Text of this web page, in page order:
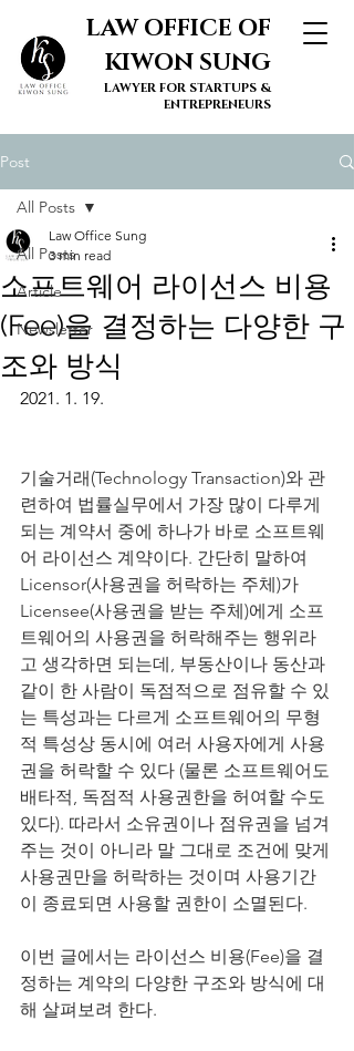
LAW OFFICE OF
KIWON SUNG
LAWYER FOR STARTUPS &
ENTREPRENEURS
Post
All Posts
Article
Newsletter
All Posts
소프트웨어 라이선스 비용
(Fee)을 결정하는 다양한 구
조와 방식
Law Office Sung
3 min read
2021. 1. 19.
기술거래(Technology Transaction)와 관
련하여 법률실무에서 가장 많이 다루게
되는 계약서 중에 하나가 바로 소프트웨
어 라이선스 계약이다. 간단히 말하여
Licensor(사용권을 허락하는 주체)가
Licensee(사용권을 받는 주체)에게 소프
트웨어의 사용권을 허락해주는 행위라
고 생각하면 되는데, 부동산이나 동산과
같이 한 사람이 독점적으로 점유할 수 있
는 특성과는 다르게 소프트웨어의 무형
적 특성상 동시에 여러 사용자에게 사용
권을 허락할 수 있다 (물론 소프트웨어도
배타적, 독점적 사용권한을 허여할 수도
있다). 따라서 소유권이나 점유권을 넘겨
주는 것이 아니라 말 그대로 조건에 맞게
사용권만을 허락하는 것이며 사용기간
이 종료되면 사용할 권한이 소멸된다.
이번 글에서는 라이선스 비용(Fee)을 결
정하는 계약의 다양한 구조와 방식에 대
해 살펴보려 한다.